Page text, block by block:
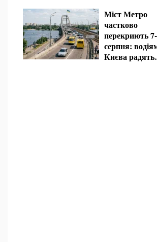
Міст Метро
частково
перекриють
серпня:
Києва радять